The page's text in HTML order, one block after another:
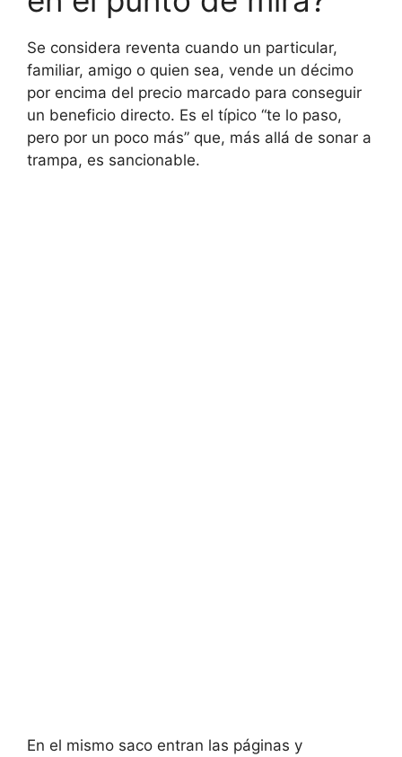
Se considera reventa cuando un particular,
familiar, amigo o quien sea, vende un décimo
por encima del precio marcado para conseguir
un beneficio directo. Es el típico “te lo paso,
pero por un poco más” que, más allá de sonar a
trampa, es sancionable.
En el mismo saco entran las páginas y